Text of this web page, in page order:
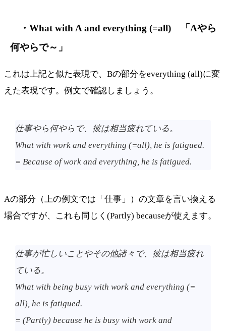
・What with A and everything (=all) 「Aやら
何やらで～」
これは上記と似た表現で、Bの部分をeverything (all)に変
えた表現です。例文で確認しましょう。
仕事やら何やらで、彼は相当疲れている。
What with work and everything (=all), he is fatigued.
= Because of work and everything, he is fatigued.
Aの部分（上の例文では「仕事」）の文章を言い換える
場合ですが、これも同じく(Partly) becauseが使えます。
仕事が忙しいことやその他諸々で、彼は相当疲れ
ている。
What with being busy with work and everything (=
all), he is fatigued.
= (Partly) because he is busy with work and